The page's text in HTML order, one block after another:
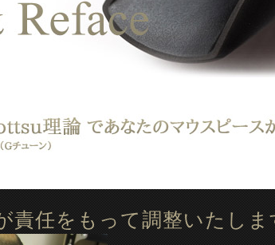
責任をもって調整いたしま